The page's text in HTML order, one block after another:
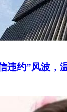
违约”风波，